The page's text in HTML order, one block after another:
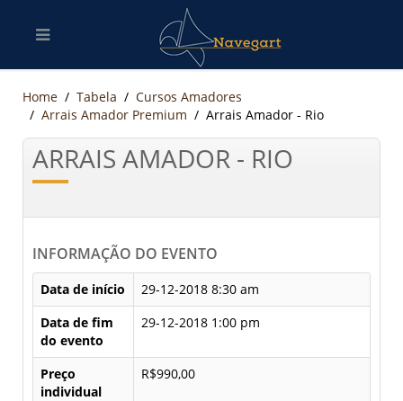
Home Tabela
Cursos Amadores
Arrais Amador Premium
Arrais Amador - Rio
ARRAIS AMADOR - RIO
INFORMAÇÃO DO EVENTO
Data de início
29-12-2018 8:30 am
Data de fim
do evento
29-12-2018 1:00 pm
Preço
individual
R$990,00